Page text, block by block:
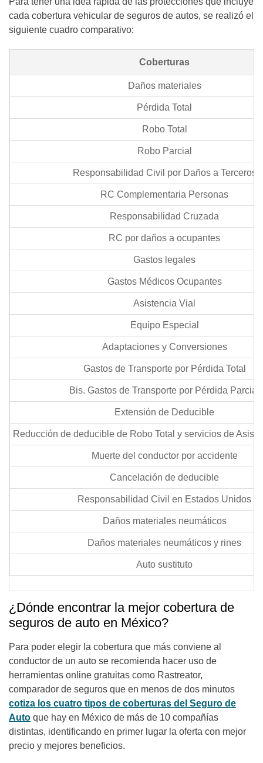
cada cobertura vehicular de seguros de autos, se realizó el
siguiente cuadro comparativo:
Coberturas
Daños materiales
Pérdida Total
Robo Total
Robo Parcial
Responsabilidad Civil por Daños a Terceros
RC Complementaria Personas
Responsabilidad Cruzada
RC por daños a ocupantes
Gastos legales
Gastos Médicos Ocupantes
Asistencia Vial
Equipo Especial
Adaptaciones y Conversiones
Gastos de Transporte por Pérdida Total
Bis. Gastos de Transporte por Pérdida Parcial
Extensión de Deducible
Reducción de deducible de Robo Total y servicios de
Muerte del conductor por accidente
Cancelación de deducible
Responsabilidad Civil en Estados Unidos
Daños materiales neumáticos
Daños materiales neumáticos y rines
Auto sustituto
¿Dónde encontrar la mejor cobertura de
seguros de auto en México?
Para poder elegir la cobertura que más conviene al
conductor de un auto se recomienda hacer uso de
herramientas online gratuitas como Rastreator,
comparador de seguros que en menos de dos minutos
cotiza los cuatro tipos de coberturas del Seguro de
Auto que hay en México de más de 10 compañías
distintas, identificando en primer lugar la oferta con mejor
precio y mejores beneficios.